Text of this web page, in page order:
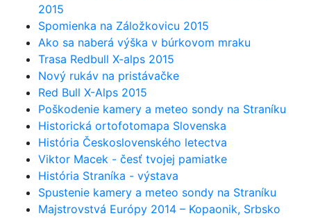
2015
Spomienka na Záložkovicu 2015
Ako sa naberá výška v búrkovom mraku
Trasa Redbull X-alps 2015
Nový rukáv na pristávačke
Red Bull X-Alps 2015
Poškodenie kamery a meteo sondy na Straníku
Historická ortofotomapa Slovenska
História Československého letectva
Viktor Macek - česť tvojej pamiatke
História Straníka - výstava
Spustenie kamery a meteo sondy na Straníku
Majstrovstvá Európy 2014 – Kopaonik, Srbsko